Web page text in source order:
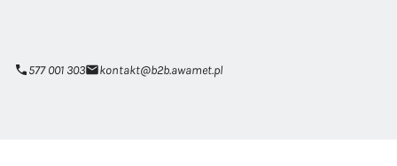
577 001 303
kontakt@b2b.awamet.pl